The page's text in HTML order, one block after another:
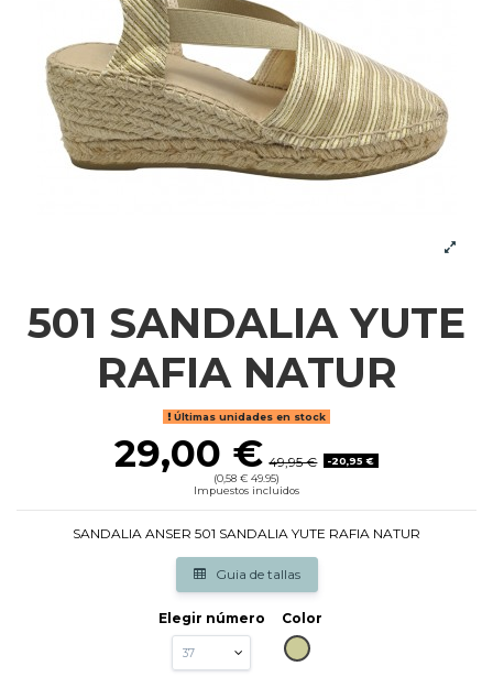
501 SANDALIA YUTE
RAFIA NATUR
Últimas unidades en stock
29,00 € 49,95 €
-20,95 €
(0,58 € 49.95)
Impuestos incluidos
SANDALIA ANSER 501 SANDALIA YUTE RAFIA NATUR
Guia de tallas
Elegir número
Color
BEIG